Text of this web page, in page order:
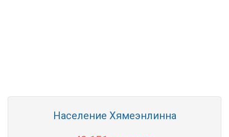
Население Хямеэнлинна